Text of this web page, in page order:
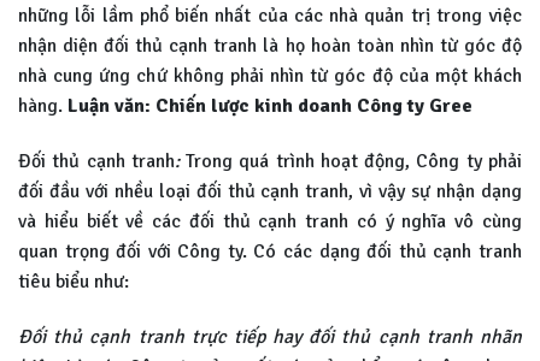
những lỗi lầm phổ biến nhất của các nhà quản trị trong việc
nhận diện đối thủ cạnh tranh là họ hoàn toàn nhìn từ góc độ
nhà cung ứng chứ không phải nhìn từ góc độ của một khách
hàng. Luận văn: Chiến lược kinh doanh Công ty Gree
Đối thủ cạnh tranh:Trong quá trình hoạt động, Công ty phải
đối đầu với nhều loại đối thủ cạnh tranh, vì vậy sự nhận dạng
và hiểu biết về các đối thủ cạnh tranh có ý nghĩa vô cùng
quan trọng đối với Công ty. Có các dạng đối thủ cạnh tranh
tiêu biểu như:
Đối thủ cạnh tranh trực tiếp hay đối thủ cạnh tranh nhãn